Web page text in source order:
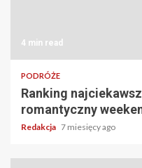
4 min read
PODRÓŻE
Ranking
romantyczny
Redakcja 7 miesięcy ago